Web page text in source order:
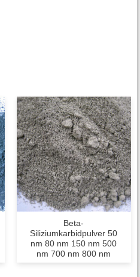
Beta-
Siliziumkarbidpulver 50
nm 80 nm 150 nm 500
nm 700 nm 800 nm